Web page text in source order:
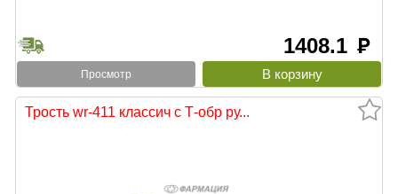
1408.1 руб
Просмотр
Трость wr-411 классич с Т-обр ру...